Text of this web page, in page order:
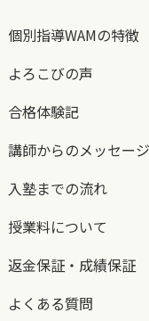
個別指導WAMの特徴
よろこびの声
合格体験記
講師からのメッセージ
入塾までの流れ
授業料について
返金保証・成績保証
よくある質問